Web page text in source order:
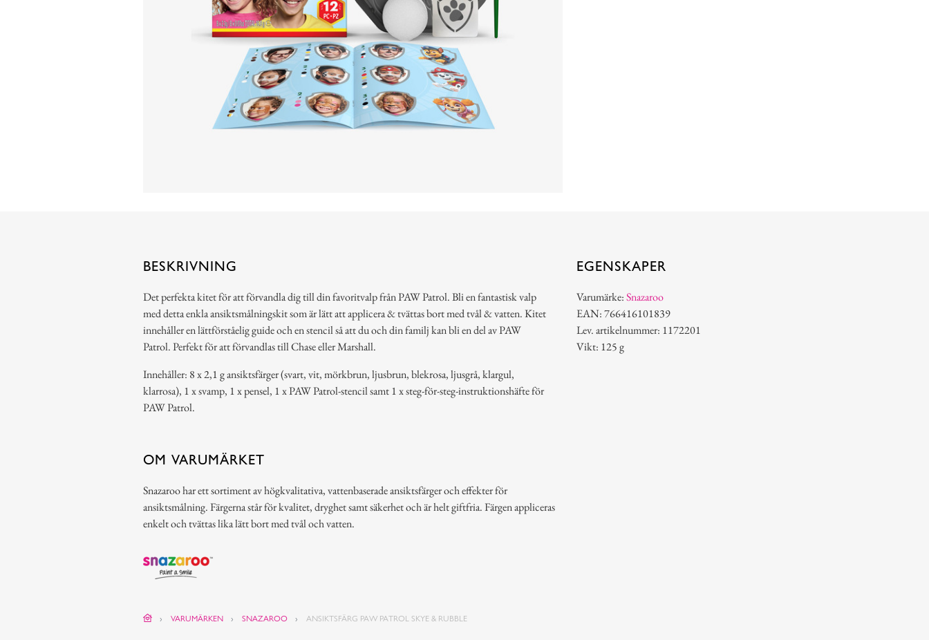
BESKRIVNING
Det perfekta kitet för att förvandla dig till din favoritvalp från PAW Patrol. Bli en fantastisk valp
med detta enkla ansiktsmålningskit som är lätt att applicera & tvättas bort med tvål & vatten. Kitet
innehåller en lättförståelig guide och en stencil så att du och din familj kan bli en del av PAW
Patrol. Perfekt för att förvandlas till Chase eller Marshall.
Innehåller: 8 x 2,1 g ansiktsfärger (svart, vit, mörkbrun, ljusbrun, blekrosa, ljusgrå, klargul,
klarrosa), 1 x svamp, 1 x pensel, 1 x PAW Patrol-stencil samt 1 x steg-för-steg-instruktionshäfte för
PAW Patrol.
EGENSKAPER
Varumärke:Snazaroo
EAN: 766416101839
Lev. artikelnummer: 1172201
Vikt: 125 g
OM VARUMÄRKET
Snazaroo har ett sortiment av högkvalitativa, vattenbaserade ansiktsfärger och effekter för
ansiktsmålning. Färgerna står för kvalitet, dryghet samt säkerhet och är helt giftfria. Färgen appliceras
enkelt och tvättas lika lätt bort med tvål och vatten.
VARUMÄRKEN SNAZAROO ANSIKTSFÄRG PAW PATROL SKYE & RUBBLE